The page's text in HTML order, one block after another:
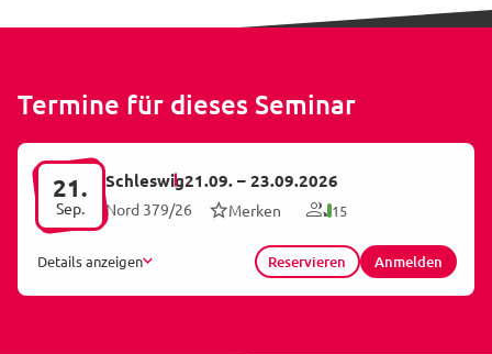
Termine für dieses Seminar
21.
Sep.
Schleswig21.09.– 23.09.2026
Nord 379/26 Merken 15
Reservieren Anmelden
Details anzeigen